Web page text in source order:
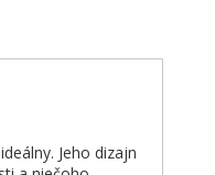
Jeho dizajn